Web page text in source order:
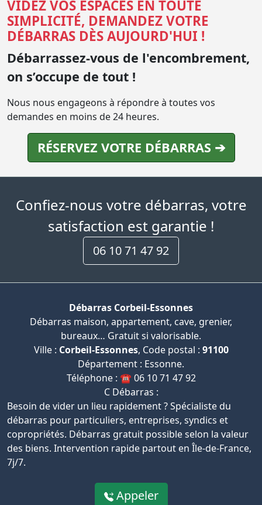
VIDEZ VOS ESPACES EN TOUTE
SIMPLICITÉ, DEMANDEZ VOTRE
DÉBARRAS DÈS AUJOURD'HUI !
Débarrassez-vous de l'encombrement,
on s’occupe de tout !
Nous nous engageons à répondre à toutes vos
demandes en moins de 24 heures.
RÉSERVEZ VOTRE DÉBARRAS ➔
Confiez-nous votre débarras, votre
satisfaction est garantie !
06 10 71 47 92
Débarras Corbeil-Essonnes
Débarras maison, appartement, cave, grenier,
bureaux… Gratuit si valorisable.
Ville : Corbeil-Essonnes, Code postal : 91100
Département : Essonne.
Téléphone : ☎️ 06 10 71 47 92
C Débarras :
Besoin de vider un lieu rapidement ? Spécialiste du
débarras pour particuliers, entreprises, syndics et
copropriétés. Débarras gratuit possible selon la valeur
des biens. Intervention rapide partout en Île-de-France,
7j/7.
Appeler